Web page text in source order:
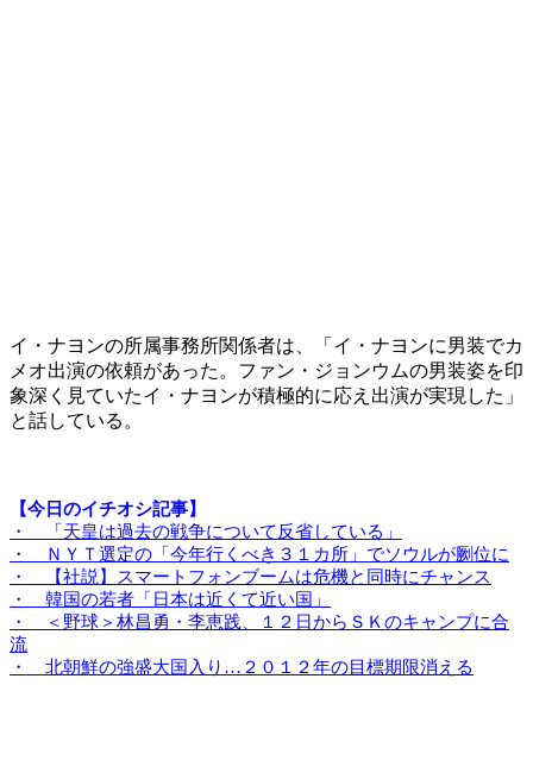
イ・ナヨンの所属事務所関係者は、「イ・ナヨンに男装でカ
メオ出演の依頼があった。ファン・ジョンウムの男装姿を印
象深く見ていたイ・ナヨンが積極的に応え出演が実現した」
と話している。
【今日のイチオシ記事】
・ 「天皇は過去の戦争について反省している」
・ ＮＹＴ選定の「今年行くべき３１カ所」でソウルが劂位に
・ 【社説】スマートフォンブームは危機と同時にチャンス
・ 韓国の若者「日本は近くて近い国」
・ ＜野球＞林昌勇・李恵践、１２日からＳＫのキャンプに合
流
・ 北朝鮮の強盛大国入り…２０１２年の目標期限消える